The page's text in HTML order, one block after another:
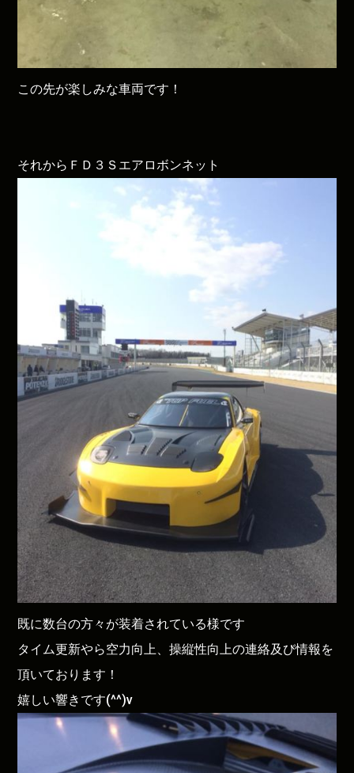
この先が楽しみな車両です！
それからＦＤ３Ｓエアロボンネット
既に数台の方々が装着されている様です
タイム更新やら空力向上、操縦性向上の連絡及び情報を
頂いております！
嬉しい響きです(^^)v